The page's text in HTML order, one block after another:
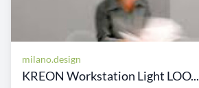
milano.design
KREON Workstation Light LOO...